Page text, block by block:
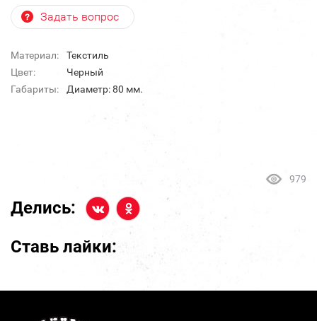
Задать вопрос
Материал:
Текстиль
Цвет:
Черный
Габариты:
Диаметр: 80 мм.
979
Делись:
Ставь лайки: